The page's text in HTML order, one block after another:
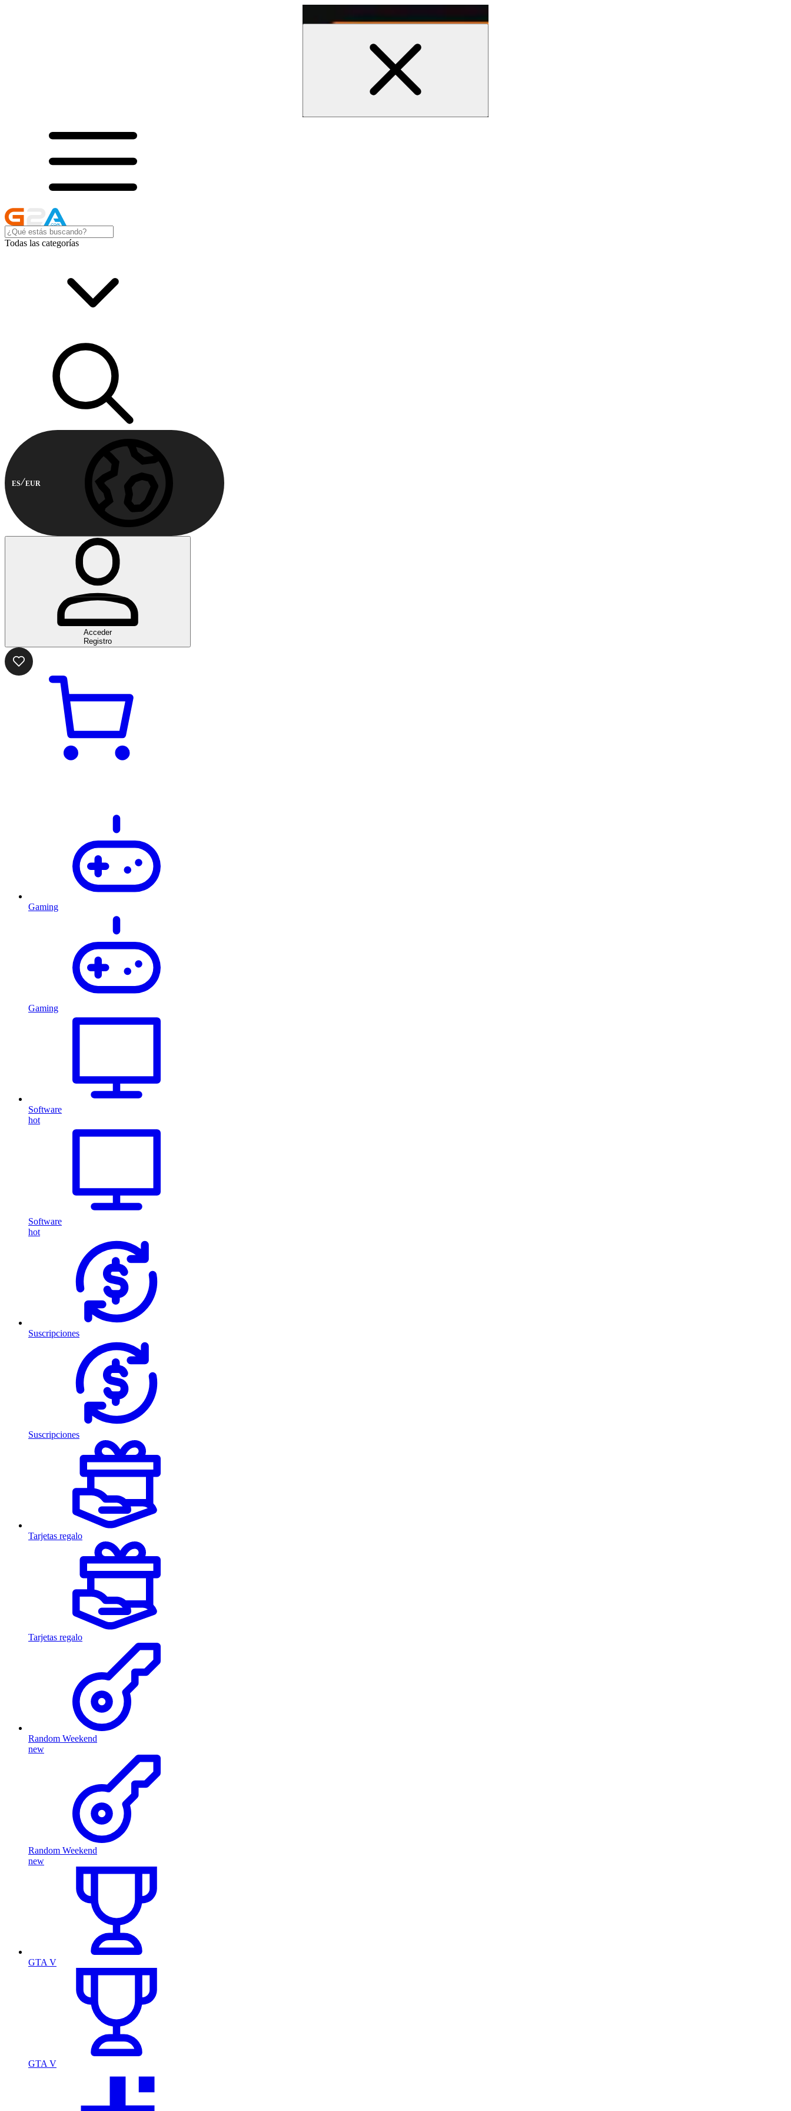
Todas las categorías
ES EUR
Acceder
Registro
Gaming
Gaming
Software
hot
Software
hot
Suscripciones
Suscripciones
Tarjetas regalo
Tarjetas regalo
Random Weekend
new
Random Weekend
new
GTA V
GTA V